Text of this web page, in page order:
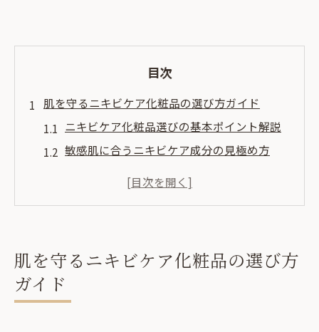
目次
肌を守るニキビケア化粧品の選び方ガイド
ニキビケア化粧品選びの基本ポイント解説
敏感肌に合うニキビケア成分の見極め方
大人ニキビ向け化粧品の選択基準を知る
ドラッグストアで話題のニキビケア化粧品活用
術
肌を守るニキビケア化粧品の選び方
ガイド